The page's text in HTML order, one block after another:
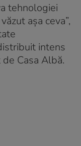
tehnologiei
așa ceva”,
intens
Casa Albă.